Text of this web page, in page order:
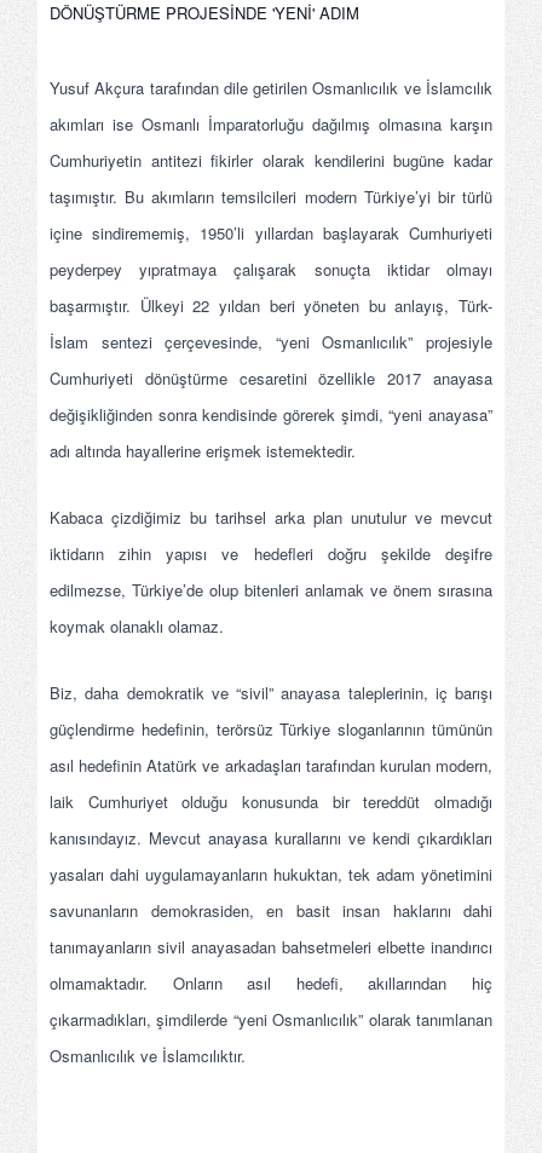
DÖNÜŞTÜRME PROJESİNDE 'YENİ' ADIM
Yusuf Akçura tarafından dile getirilen Osmanlıcılık ve İslamcılık
akımları ise Osmanlı İmparatorluğu dağılmış olmasına karşın
Cumhuriyetin antitezi fikirler olarak kendilerini bugüne kadar
taşımıştır. Bu akımların temsilcileri modern Türkiye’yi bir türlü
içine sindirememiş, 1950’li yıllardan başlayarak Cumhuriyeti
peyderpey yıpratmaya çalışarak sonuçta iktidar olmayı
başarmıştır. Ülkeyi 22 yıldan beri yöneten bu anlayış, Türk-
İslam sentezi çerçevesinde, “yeni Osmanlıcılık” projesiyle
Cumhuriyeti dönüştürme cesaretini özellikle 2017 anayasa
değişikliğinden sonra kendisinde görerek şimdi, “yeni anayasa”
adı altında hayallerine erişmek istemektedir.
Kabaca çizdiğimiz bu tarihsel arka plan unutulur ve mevcut
iktidarın zihin yapısı ve hedefleri doğru şekilde deşifre
edilmezse, Türkiye’de olup bitenleri anlamak ve önem sırasına
koymak olanaklı olamaz.
Biz, daha demokratik ve “sivil” anayasa taleplerinin, iç barışı
güçlendirme hedefinin, terörsüz Türkiye sloganlarının tümünün
asıl hedefinin Atatürk ve arkadaşları tarafından kurulan modern,
laik Cumhuriyet olduğu konusunda bir tereddüt olmadığı
kanısındayız. Mevcut anayasa kurallarını ve kendi çıkardıkları
yasaları dahi uygulamayanların hukuktan, tek adam yönetimini
savunanların demokrasiden, en basit insan haklarını dahi
tanımayanların sivil anayasadan bahsetmeleri elbette inandırıcı
olmamaktadır. Onların asıl hedefi, akıllarından hiç
çıkarmadıkları, şimdilerde “yeni Osmanlıcılık” olarak tanımlanan
Osmanlıcılık ve İslamcılıktır.